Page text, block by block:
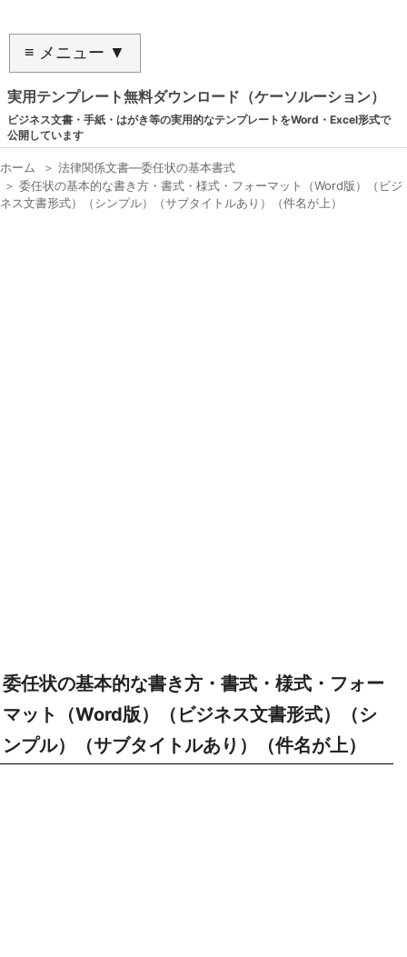
≡ メニュー ▼
実用テンプレート無料ダウンロード（ケーソルーション）
ビジネス文書・手紙・はがき等の実用的なテンプレートをWord・Excel形式で
公開しています
ホーム ＞ 法律関係文書―委任状の基本書式
＞ 委任状の基本的な書き方・書式・様式・フォーマット（Word版）（ビジ
ネス文書形式）（シンプル）（サブタイトルあり）（件名が上）
委任状の基本的な書き方・書式・様式・フォー
マット（Word版）（ビジネス文書形式）（シ
ンプル）（サブタイトルあり）（件名が上）